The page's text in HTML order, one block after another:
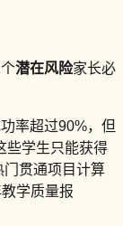
潜在风险家长必
率超过90%，但
些学生只能获得
贯通项目计算
学质量报